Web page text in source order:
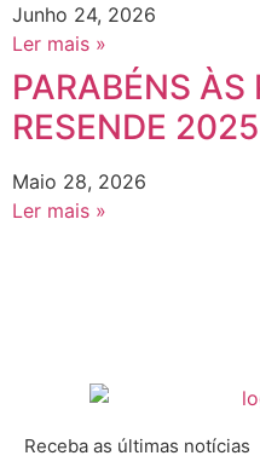
Junho 24, 2026
Ler mais »
PARABÉNS ÀS
RESENDE
Maio 28, 2026
Ler mais »
Receba as últimas notícias